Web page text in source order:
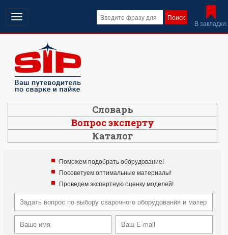
Поиск
В закладки:
Открыть
навигацию
Словарь
Вопрос эксперту
Каталог
Поможем подобрать оборудование!
Посоветуем оптимальные материалы!
Проведем экспертную оценку моделей!